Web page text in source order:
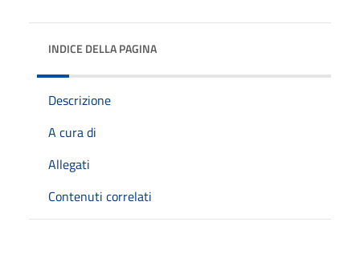
INDICE DELLA PAGINA
Descrizione
A cura di
Allegati
Contenuti correlati